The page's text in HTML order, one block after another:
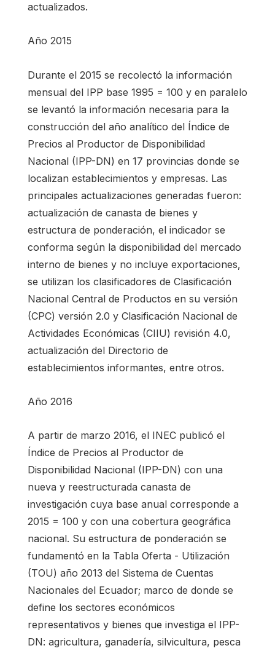
actualizados.
Año 2015
Durante el 2015 se recolectó la información
mensual del IPP base 1995 = 100 y en paralelo
se levantó la información necesaria para la
construcción del año analítico del Índice de
Precios al Productor de Disponibilidad
Nacional (IPP-DN) en 17 provincias donde se
localizan establecimientos y empresas. Las
principales actualizaciones generadas fueron:
actualización de canasta de bienes y
estructura de ponderación, el indicador se
conforma según la disponibilidad del mercado
interno de bienes y no incluye exportaciones,
se utilizan los clasificadores de Clasificación
Nacional Central de Productos en su versión
(CPC) versión 2.0 y Clasificación Nacional de
Actividades Económicas (CIIU) revisión 4.0,
actualización del Directorio de
establecimientos informantes, entre otros.
Año 2016
A partir de marzo 2016, el INEC publicó el
Índice de Precios al Productor de
Disponibilidad Nacional (IPP-DN) con una
nueva y reestructurada canasta de
investigación cuya base anual corresponde a
2015 = 100 y con una cobertura geográfica
nacional. Su estructura de ponderación se
fundamentó en la Tabla Oferta - Utilización
(TOU) año 2013 del Sistema de Cuentas
Nacionales del Ecuador; marco de donde se
define los sectores económicos
representativos y bienes que investiga el IPP-
DN: agricultura, ganadería, silvicultura, pesca